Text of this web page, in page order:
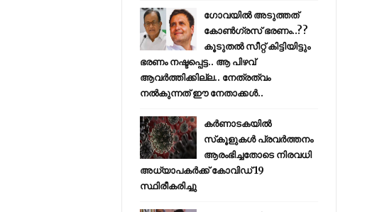
ഗോവയിൽ അടുത്തത്
കോൺഗ്രസ് ഭരണം..??
കൂടുതൽ സീറ്റ് കിട്ടിയിട്ടും
ഭരണം നഷ്ടപ്പെട്ട.. ആ പിഴവ്
ആവർത്തിക്കില്ല.. നേത്രത്വം
നൽകുന്നത് ഈ നേതാക്കൾ..
കര്‍ണാടകയില്‍
സ്‌കൂളുകള്‍ പ്രവര്‍ത്തനം
ആരംഭിച്ചതോടെ നിരവധി
അധ്യാപകര്‍ക്ക് കോവിഡ് 19
സ്ഥിരീകരിച്ചു